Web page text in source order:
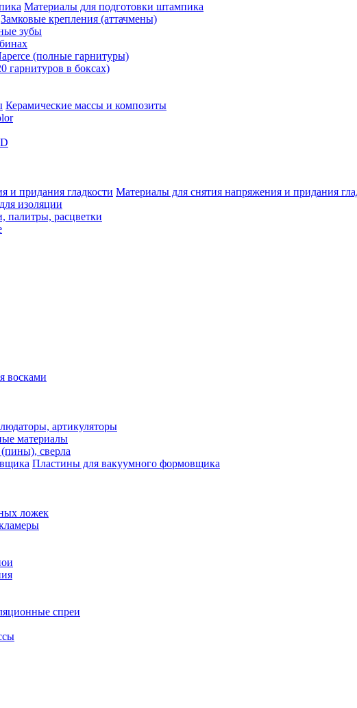
Материалы для подготовки штампика
Замковые крепления (аттачмены)
зубы
(полные гарнитуры)
гарнитуров в боксах)
Керамические массы и композиты
Материалы для снятия напряжения и придания
изоляции
палитры, расцветки
восками
артикуляторы
материалы
сверла
Пластины для вакуумного формовщика
ложек
спреи